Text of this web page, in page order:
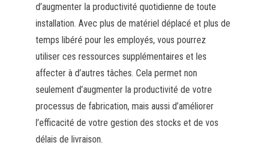
d’augmenter la productivité quotidienne de toute
installation. Avec plus de matériel déplacé et plus de
temps libéré pour les employés, vous pourrez
utiliser ces ressources supplémentaires et les
affecter à d’autres tâches. Cela permet non
seulement d’augmenter la productivité de votre
processus de fabrication, mais aussi d’améliorer
l’efficacité de votre gestion des stocks et de vos
délais de livraison.